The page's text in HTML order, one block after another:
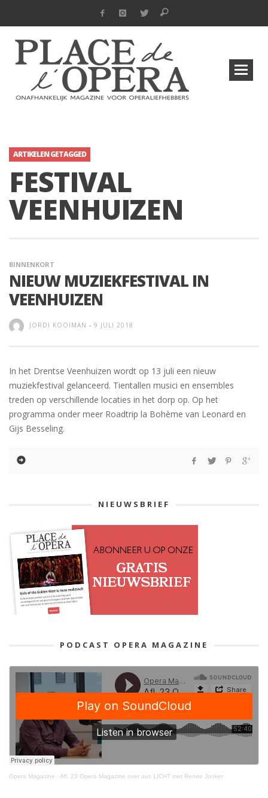
ARTIKELEN GETAGGED
FESTIVAL
VEENHUIZEN
BINNENKORT
NIEUW MUZIEKFESTIVAL IN
VEENHUIZEN
JORDI KOOIMAN - 9 JULI 2018
In het Drentse Veenhuizen wordt op 13 juli een nieuw
muziekfestival gelanceerd. Tientallen musici en ensembles
treden op verschillende locaties in het dorp op. Op het
programma onder meer Roadtrip la Bohème van Leonard en
Gijs Besseling.
NIEUWSBRIEF
PODCAST OPERA MAGAZINE
Opera Magazine · Afl. 23 Opera Magazine over aus LICHT met Renee Jonker